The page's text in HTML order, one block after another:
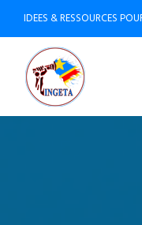
IDEES & RESSOURCES